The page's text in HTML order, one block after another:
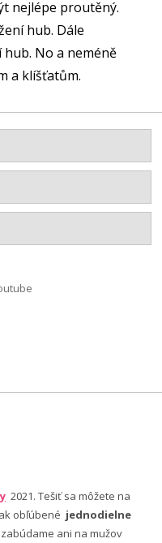
nejlépe proutěný.
hub. Dále
No a neméně
a klíšťatům.
2021. Tešiť sa môžete na
obľúbené jednodielne
ani na mužov